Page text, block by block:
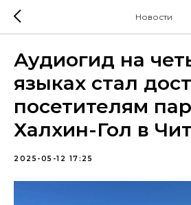
Новости
Аудиогид на
языках стал
посетителям
Халхин-Гол в
2025-05-12 17:25